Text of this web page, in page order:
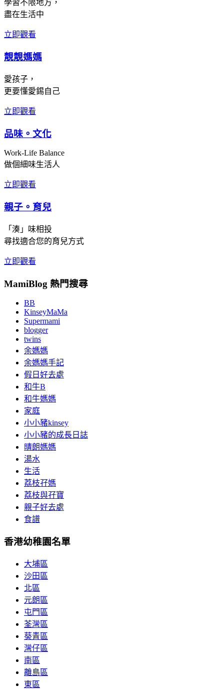
學習不限地方，
盡在生活中
立即觀看
靚靚媽媽
愛孩子，
更要懂愛錫自己
立即觀看
品味。文化
Work-Life Balance
做個細味生活人
立即觀看
親子。育兒
「湊」味相投
尋找適合您的育兒方式
立即觀看
MamiBlog 熱門搜尋
BB
KinseyMaMa
Supermami
blogger
twins
余媽媽
余媽媽手記
假日好去處
和牛B
和牛媽媽
家庭
小小豬kinsey
小小豬的成長日誌
晴朗媽媽
湯水
生活
荔枝孖媽
荔枝與孖寶
親子好去處
食譜
香港幼稚園名單
大埔區
沙田區
北區
元朗區
屯門區
荃灣區
葵青區
灣仔區
南區
離島區
東區